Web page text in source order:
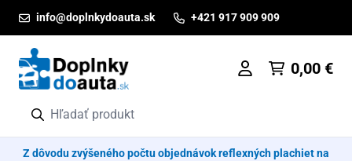
info@doplnkydoauta.sk +421 917 909 909
0,00 €
Z dôvodu zvýšeného počtu objednávok reflexných plachiet na